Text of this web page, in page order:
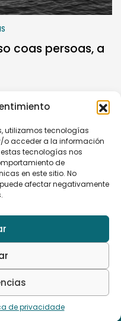
utilizamos tecnologías
acceder a la información
tecnologías nos
de
en este sitio. No
afectar negativamente
de privacidade
coas persoas, a
Vigo (Pontevedra)